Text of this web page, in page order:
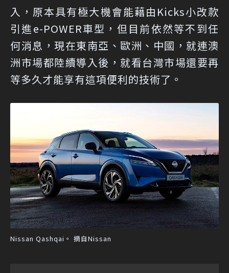
入，原本具有極大機會能藉由Kicks小改款
引進e-POWER車型，但目前依然等不到任
何消息，現在東南亞、歐洲、中國，就連澳
洲市場都陸續導入後，就看台灣市場還要再
等多久才能享有這項便利的技術了。
Nissan Qashqai。 摘自Nissan